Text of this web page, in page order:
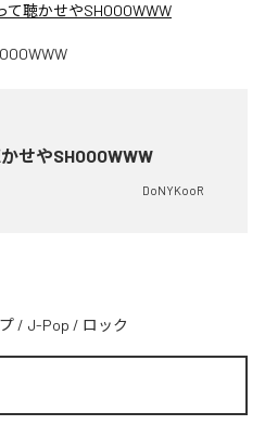
て聴かせやSHOOOWWW
せやSHOOOWWW
DoNYKooR
/ J-Pop / ロック